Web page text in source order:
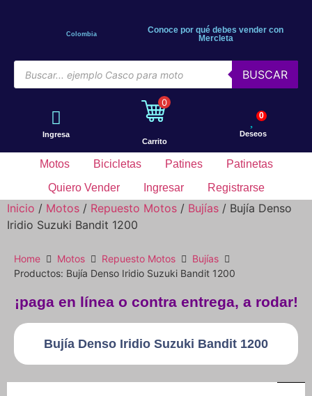
Colombia
Conoce por qué debes vender con
Mercleta
BUSCAR
Ingresa
0
Carrito
Deseos
0
Motos Bicicletas Patines
Patinetas
Quiero Vender
Ingresar Registrarse
Inicio / Motos / Repuesto Motos / Bujías / Bujía Denso
Iridio Suzuki Bandit 1200
Home Motos Repuesto Motos
Bujías
Productos: Bujía Denso Iridio Suzuki Bandit 1200
¡paga en línea o contra entrega, a rodar!
Bujía Denso Iridio Suzuki Bandit 1200